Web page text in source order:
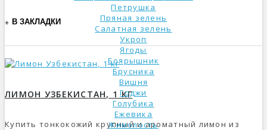
Петрушка
Пряная зелень
Салатная зелень
Укроп
Ягоды
Боярышник
Брусника
Вишня
Годжи
Голубика
Ежевика
Жимолость
В ЗАКЛАДКИ
ЛИМОН УЗБЕКИСТАН, 1 КГ
Купить тонкокожий крупный и ароматный лимон из